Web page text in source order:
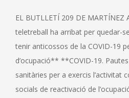
EL BUTLLETÍ 209 DE MARTÍNEZ
teletreball ha arribat per quedar-
tenir anticossos de la COVID-19
d’ocupació** **COVID-19.
sanitàries per a exercis
socials de reactivació de